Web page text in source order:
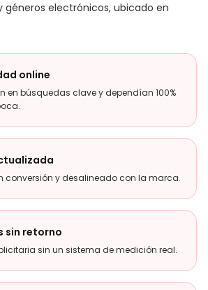
géneros electrónicos, ubicado en
online
en búsquedas clave y dependían 100%
conversión y desalineado con la marca.
sin retorno
sin un sistema de medición real.